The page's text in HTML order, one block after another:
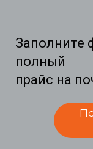
полный
прайс на